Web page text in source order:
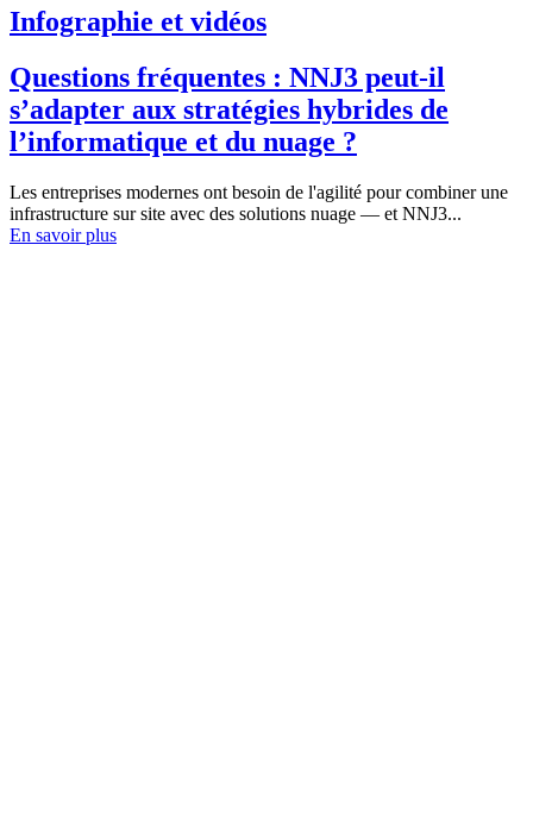
Infographie et vidéos
Questions fréquentes : NNJ3 peut-il
s’adapter aux stratégies hybrides de
l’informatique et du nuage ?
Les entreprises modernes ont besoin de l'agilité pour combiner une
infrastructure sur site avec des solutions nuage — et NNJ3...
En savoir plus